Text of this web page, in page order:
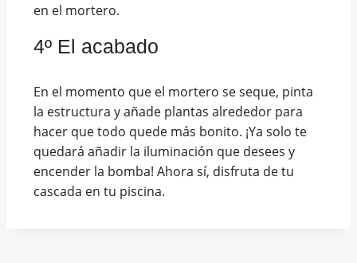
en el mortero.
4º El acabado
En el momento que el mortero se seque, pinta
la estructura y añade plantas alrededor para
hacer que todo quede más bonito. ¡Ya solo te
quedará añadir la iluminación que desees y
encender la bomba! Ahora sí, disfruta de tu
cascada en tu piscina.